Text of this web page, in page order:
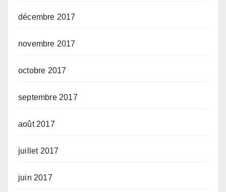
décembre 2017
novembre 2017
octobre 2017
septembre 2017
août 2017
juillet 2017
juin 2017